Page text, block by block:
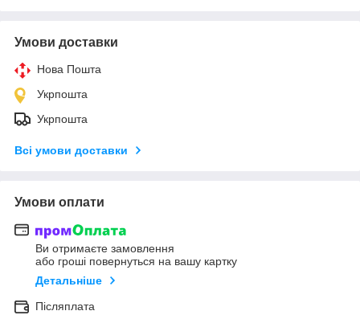
Умови доставки
Нова Пошта
Укрпошта
Укрпошта
Всі умови доставки
Умови оплати
Ви отримаєте замовлення
або гроші повернуться на вашу картку
Детальніше
Післяплата